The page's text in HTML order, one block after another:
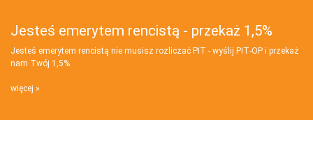
Jesteś emerytem rencistą - przekaż 1,5%
Jesteś emerytem rencistą nie musisz rozliczać PIT - wyślij PIT‑OP i przekaż
nam Twój 1,5%
więcej